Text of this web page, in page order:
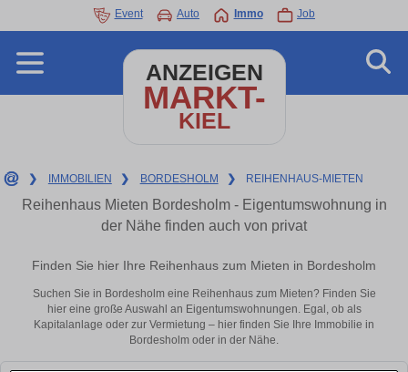
Event Auto Immo Job
ANZEIGEN
MARKT-
KIEL
❯ IMMOBILIEN ❯ BORDESHOLM ❯ REIHENHAUS-MIETEN
Reihenhaus Mieten Bordesholm - Eigentumswohnung in
der Nähe finden auch von privat
Finden Sie hier Ihre Reihenhaus zum Mieten in Bordesholm
Suchen Sie in Bordesholm eine Reihenhaus zum Mieten? Finden Sie
hier eine große Auswahl an Eigentumswohnungen. Egal, ob als
Kapitalanlage oder zur Vermietung – hier finden Sie Ihre Immobilie in
Bordesholm oder in der Nähe.